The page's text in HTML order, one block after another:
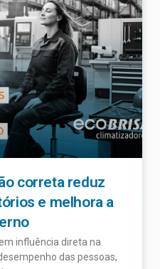
correta reduz
e melhora a
influência direta na
das pessoas,